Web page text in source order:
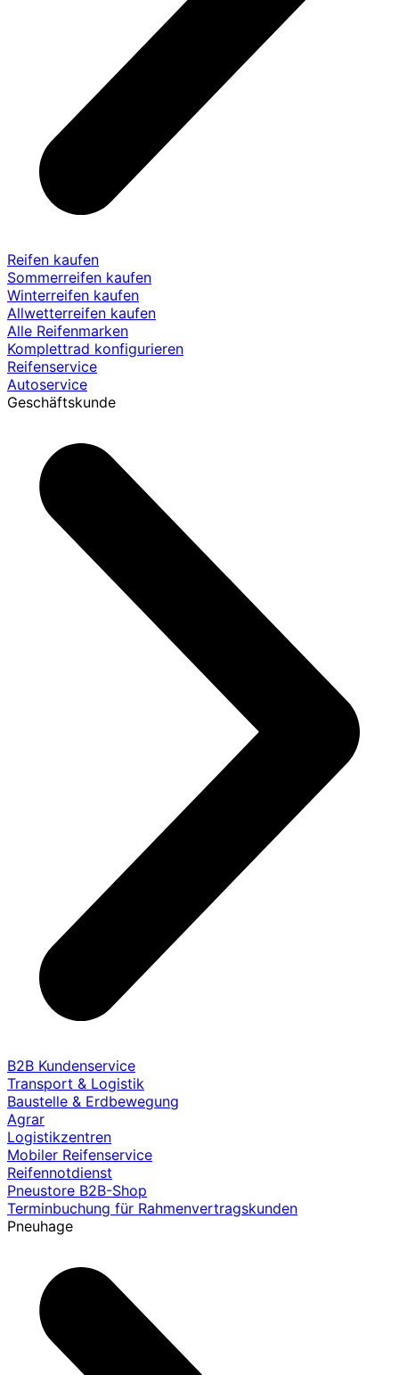
Reifen kaufen
Sommerreifen kaufen
Winterreifen kaufen
Allwetterreifen kaufen
Alle Reifenmarken
Komplettrad konfigurieren
Reifenservice
Autoservice
Geschäftskunde
B2B Kundenservice
Transport & Logistik
Baustelle & Erdbewegung
Agrar
Logistikzentren
Mobiler Reifenservice
Reifennotdienst
Pneustore B2B-Shop
Terminbuchung für Rahmenvertragskunden
Pneuhage